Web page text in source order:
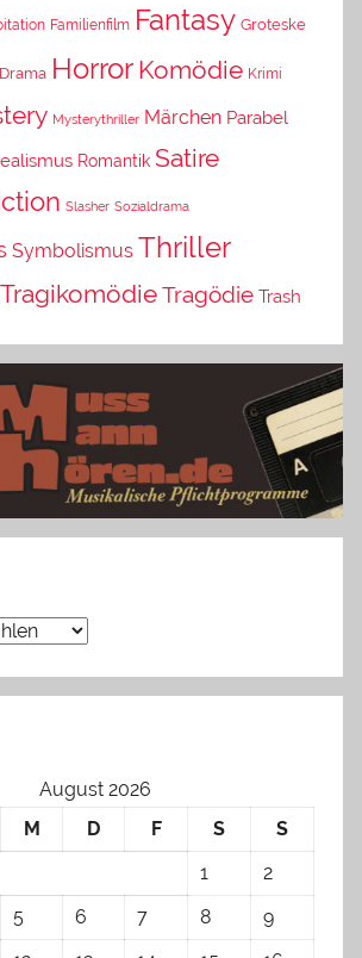
Familienfilm Fantasy Groteske
Horror Komödie Krimi
Mysterythriller Märchen Parabel
Romantik Satire
Slasher Sozialdrama
Symbolismus Thriller
TragikomödieTragödie Trash
August 2026
M D F S
S
1
2
5 6 7 8
9